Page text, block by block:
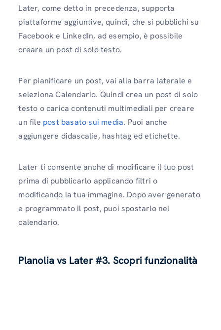
Later, come detto in precedenza, supporta
piattaforme aggiuntive, quindi, che si pubblichi su
Facebook e LinkedIn, ad esempio, è possibile
creare un post di solo testo.
Per pianificare un post, vai alla barra laterale e
seleziona Calendario. Quindi crea un post di solo
testo o carica contenuti multimediali per creare
un file post basato sui media. Puoi anche
aggiungere didascalie, hashtag ed etichette.
Later ti consente anche di modificare il tuo post
prima di pubblicarlo applicando filtri o
modificando la tua immagine. Dopo aver generato
e programmato il post, puoi spostarlo nel
calendario.
Planolia vs Later #3. Scopri funzionalità